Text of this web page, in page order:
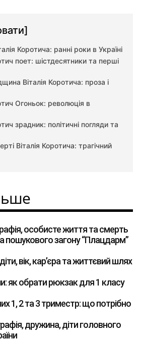
Коротича: ранні роки в Україні
поет: шістдесятники та перші
Віталія Коротича: проза і
Огоньок: революція в
зрадник: політичні погляди та
Віталія Коротича: трагічний
особисте життя та смерть
пошукового загону “Плацдарм”
вік, кар’єра та життєвий шлях
як обрати рюкзак для 1 класу
1, 2 та 3 триместр: що потрібно
дружина, діти головного